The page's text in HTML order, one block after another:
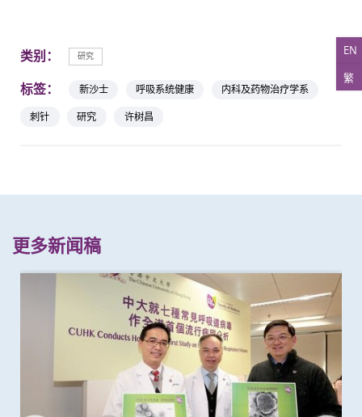
EN
繁
类别： 研究
标签： 新沙士 呼吸系统健康
内科及药物治疗学系
刺针
研究 许树昌
更多新闻稿